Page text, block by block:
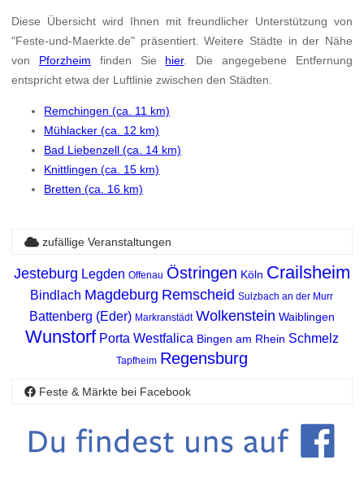
Diese Übersicht wird Ihnen mit freundlicher Unterstützung von
"Feste-und-Maerkte.de" präsentiert. Weitere Städte in der Nähe
von Pforzheim finden Sie hier. Die angegebene Entfernung
entspricht etwa der Luftlinie zwischen den Städten.
Remchingen (ca. 11 km)
Mühlacker (ca. 12 km)
Bad Liebenzell (ca. 14 km)
Knittlingen (ca. 15 km)
Bretten (ca. 16 km)
zufällige Veranstaltungen
Jesteburg Legden Offenau Östringen Köln Crailsheim
Bindlach Magdeburg Remscheid Sulzbach an der Murr
Battenberg (Eder) Markranstädt Wolkenstein Waiblingen
Wunstorf Porta Westfalica Bingen am Rhein Schmelz
Tapfheim Regensburg
Feste & Märkte bei Facebook